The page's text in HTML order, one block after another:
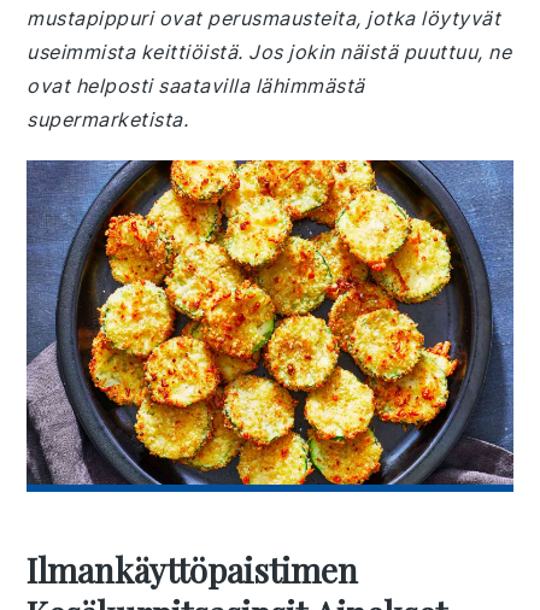
mustapippuri ovat perusmausteita, jotka löytyvät
useimmista keittiöistä. Jos jokin näistä puuttuu, ne
ovat helposti saatavilla lähimmästä
supermarketista.
Ilmankäyttöpaistimen